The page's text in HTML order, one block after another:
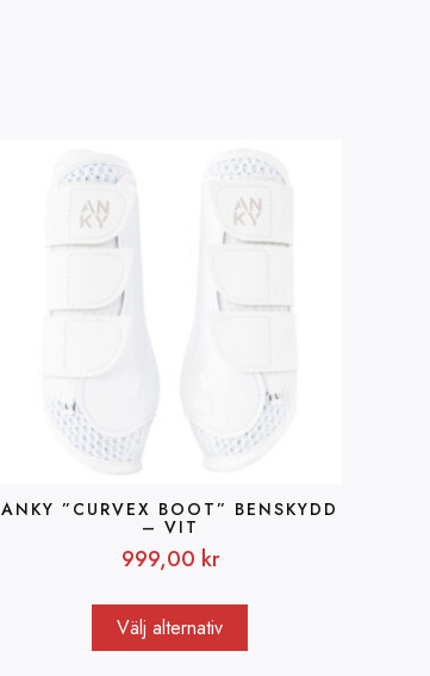
ANKY ”CURVEX BOOT” BENSKYDD
– VIT
999,00 kr
Välj alternativ